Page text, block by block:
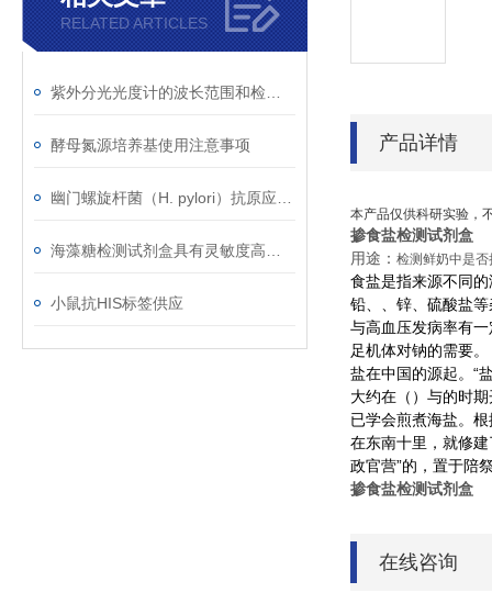
RELATED ARTICLES
酵母氮源培养基使用注意事项
小鼠抗HIS标签供应
产品详情
本产品仅供科研实验，
掺食盐检测试剂盒
用途： 检测鲜奶中是否
食盐是指来源不同
铅、
、锌、硫酸盐
与高血压发病率有
足机体对钠的需要。
盐在中国的源起。“
大约在 （ ）与的时
已学会煎煮海盐。
在东南十里，就修
政官营”的 ，置于陪
掺食盐检测试剂盒
在线咨询